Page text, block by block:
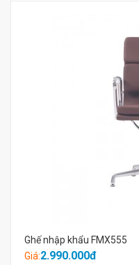
Ghế nhập khẩu FMX555
Giá:2.990.000đ